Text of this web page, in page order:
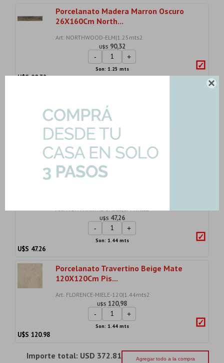

Porcelanato Madera Marron Oscuro
26X160Cm North...
Art: NORTHWOOD-ELM|1.25mts2
U$S 90,32
- +
Son: 1.25 mts
U$S90.32
Blanco Terra...
Art: ASPHALT-OFF-WH-60|1.08mts2
-
Son: 1.08 mts
U$S 47,26
- +
Son: 1.44 mts
U$S 47.26
Porcelanato Travertino Beige Mate
120X120Cm Pis...
Art: FLORENCE-MIELE-120|1.44mts2
U$S 120,98
- +
Son: 1.44 mts
U$S 120.98
Importe total: USD 372.81 Agregar todo a la compra